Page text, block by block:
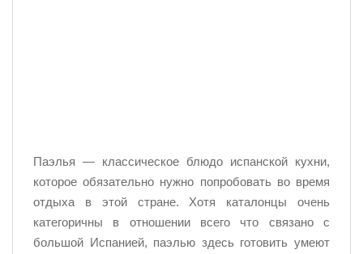
Паэлья — классическое блюдо испанской кухни,
которое обязательно нужно попробовать во время
отдыха в этой стране. Хотя каталонцы очень
категоричны в отношении всего что связано с
большой Испанией, паэлью здесь готовить умеют